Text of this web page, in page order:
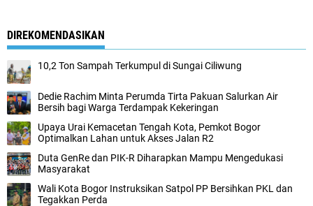
DIREKOMENDASIKAN
10,2 Ton Sampah Terkumpul di Sungai Ciliwung
Dedie Rachim Minta Perumda Tirta Pakuan Salurkan Air
Bersih bagi Warga Terdampak Kekeringan
Upaya Urai Kemacetan Tengah Kota, Pemkot Bogor
Optimalkan Lahan untuk Akses Jalan R2
Duta GenRe dan PIK-R Diharapkan Mampu Mengedukasi
Masyarakat
Wali Kota Bogor Instruksikan Satpol PP Bersihkan PKL dan
Tegakkan Perda